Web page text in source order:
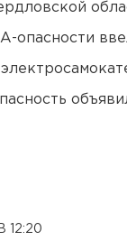
опасности
12:20